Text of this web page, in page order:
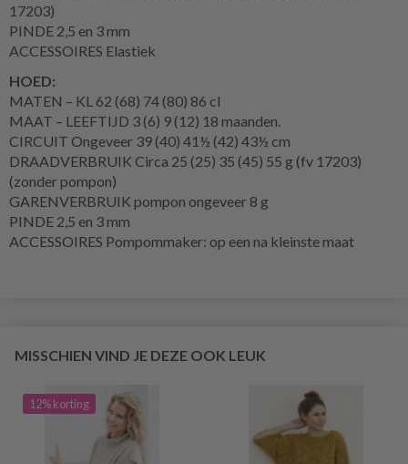
17203)
PINDE 2,5 en 3 mm
ACCESSOIRES Elastiek
HOED:
MATEN – KL 62 (68) 74 (80) 86 cl
MAAT – LEEFTIJD 3 (6) 9 (12) 18 maanden.
CIRCUIT Ongeveer 39 (40) 41½ (42) 43½ cm
DRAADVERBRUIK Circa 25 (25) 35 (45) 55 g (fv 17203)
(zonder pompon)
GARENVERBRUIK pompon ongeveer 8 g
PINDE 2,5 en 3 mm
ACCESSOIRES Pompommaker: op een na kleinste maat
MISSCHIEN VIND JE DEZE OOK LEUK
12% korting